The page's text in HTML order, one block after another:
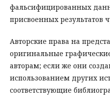
фальсифицированных
присвоенных результатов
Авторские права на
оригинальные
авторам; если же они
использованием других
соответствующие